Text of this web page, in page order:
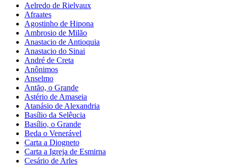
Aelredo de Rielvaux
Afraates
Agostinho de Hipona
Ambrosio de Milão
Anastacio de Antioquia
Anastacio do Sinai
André de Creta
Anônimos
Anselmo
Antão, o Grande
Astério de Amaseia
Atanásio de Alexandria
Basílio da Selêucia
Basílio, o Grande
Beda o Venerável
Carta a Diogneto
Carta a Igreja de Esmirna
Cesário de Arles